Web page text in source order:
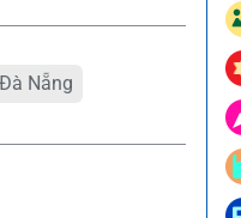
Nẵng